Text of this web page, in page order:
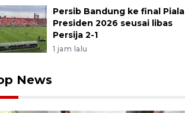
Persib Bandung ke final Piala
Presiden 2026 seusai libas
Persija 2-1
1 jam lalu
News